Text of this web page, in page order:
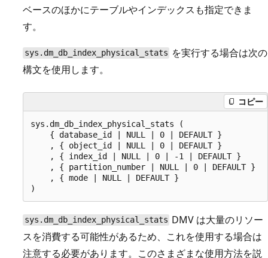
ベースのほかにテーブルやインデックスも指定できま
す。
sys.dm_db_index_physical_stats を実行する場合は次の
構文を使用します。
コピー
sys.dm_db_index_physical_stats (
    { database_id | NULL | 0 | DEFAULT }
    , { object_id | NULL | 0 | DEFAULT }
    , { index_id | NULL | 0 | -1 | DEFAULT }
    , { partition_number | NULL | 0 | DEFAULT }
    , { mode | NULL | DEFAULT }
sys.dm_db_index_physical_stats DMV は大量のリソー
スを消費する可能性があるため、これを使用する場合は
注意する必要があります。このさまざまな使用方法を説